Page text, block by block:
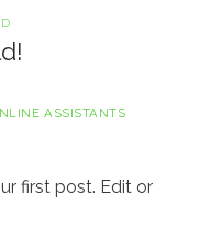
ASSISTANTS
first post. Edit or